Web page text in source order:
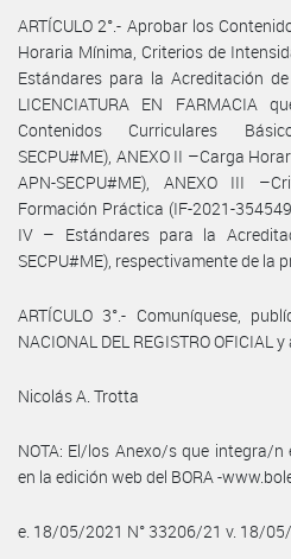
ARTÍCULO 2°.- Aprobar los
Horaria Mínima, Criterios de
Estándares para la Acreditación
LICENCIATURA EN
Contenidos Curriculares
SECPU#ME), ANEXO II –Carga
APN-SECPU#ME), ANEXO III
Formación Práctica (IF-2021-
IV – Estándares para la
SECPU#ME), respectivamente de la
ARTÍCULO 3°.- Comuníquese,
NACIONAL DEL REGISTRO OFICIAL
Nicolás A. Trotta
NOTA: El/los Anexo/s que integra/n
en la edición web del BORA -
e. 18/05/2021 N° 33206/21 v. 18/